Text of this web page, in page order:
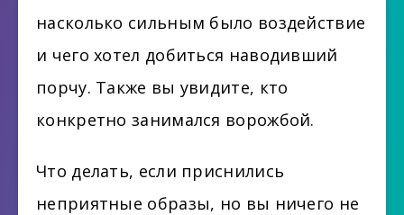
насколько сильным было воздействие
и чего хотел добиться наводивший
порчу. Также вы увидите, кто
конкретно занимался ворожбой.
Что делать, если приснились
неприятные образы, но вы ничего не